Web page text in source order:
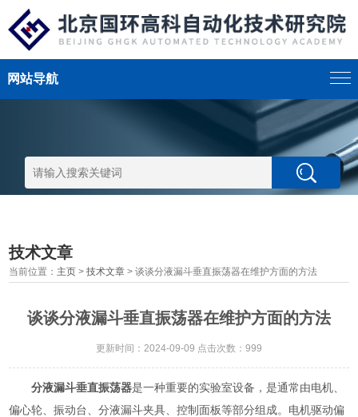
网站导航
技术文章
当前位置： 主页 >技术文章 > 谈谈分液漏斗垂直振荡器在维护方面的方法
谈谈分液漏斗垂直振荡器在维护方面的方法
更新时间：2024-09-09 点击次数：999
分液漏斗垂直振荡器是一种重要的实验室设备，是通常由电机、
偏心轮、振动台、分液漏斗夹具、控制面板等部分组成。电机驱动偏